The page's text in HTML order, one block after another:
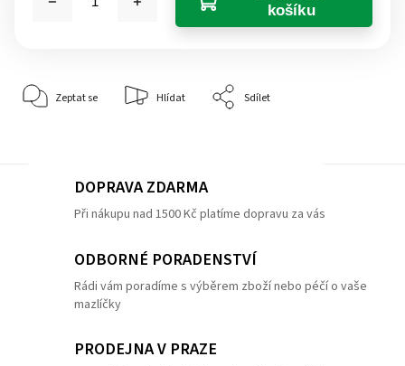
košíku
Zeptat se Hlídat Sdílet
DOPRAVA ZDARMA
Při nákupu nad 1500 Kč platíme dopravu za vás
ODBORNÉ PORADENSTVÍ
Rádi vám poradíme s výběrem zboží nebo péčí o vaše
mazlíčky
PRODEJNA V PRAZE